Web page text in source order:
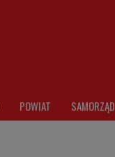
POWIAT SAMORZĄD